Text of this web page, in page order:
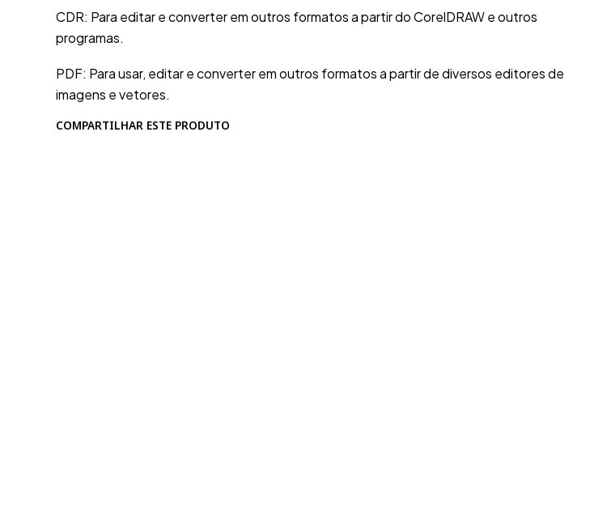
CDR: Para editar e converter em outros formatos a partir do CorelDRAW e outros
programas.
PDF: Para usar, editar e converter em outros formatos a partir de diversos editores de
imagens e vetores.
COMPARTILHAR ESTE PRODUTO